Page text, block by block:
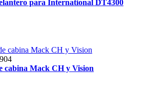
para International DT4300
cabina Mack CH y Vision